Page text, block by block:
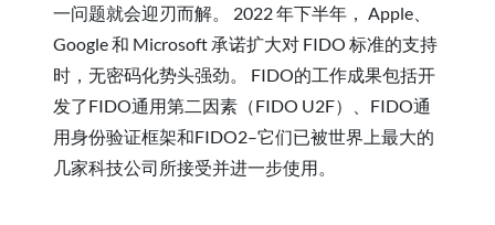
一问题就会迎刃而解。 2022 年下半年， Apple、
Google 和 Microsoft 承诺扩大对 FIDO 标准的支持
时，无密码化势头强劲。 FIDO的工作成果包括开
发了FIDO通用第二因素（FIDO U2F）、FIDO通
用身份验证框架和FIDO2–它们已被世界上最大的
几家科技公司所接受并进一步使用。